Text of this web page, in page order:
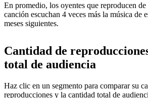
En promedio, los oyentes que reproducen
canción escuchan 4 veces más la música de
meses siguientes.
Cantidad de
total de audiencia
Haz clic en un segmento para comparar su
reproducciones y la cantidad total de